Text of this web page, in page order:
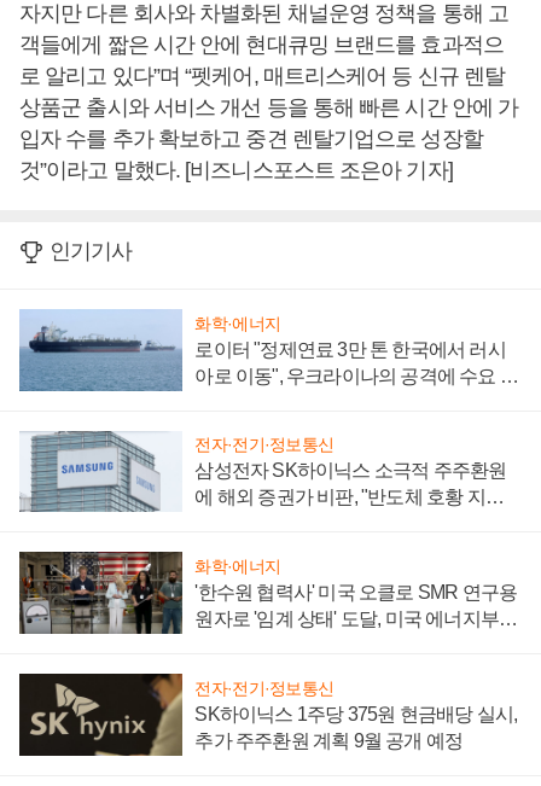
자지만 다른 회사와 차별화된 채널운영 정책을 통해 고
객들에게 짧은 시간 안에 현대큐밍 브랜드를 효과적으
로 알리고 있다”며 “펫케어, 매트리스케어 등 신규 렌탈
상품군 출시와 서비스 개선 등을 통해 빠른 시간 안에 가
입자 수를 추가 확보하고 중견 렌탈기업으로 성장할
것”이라고 말했다. [비즈니스포스트 조은아 기자]
인기기사
화학·에너지
로이터 "정제연료 3만 톤 한국에서 러시
아로 이동", 우크라이나의 공격에 수요 늘
전자·전기·정보통신
삼성전자 SK하이닉스 소극적 주주환원
에 해외 증권가 비판, "반도체 호황 지속
화학·에너지
'한수원 협력사' 미국 오클로 SMR 연구용
원자로 '임계 상태' 도달, 미국 에너지부
전자·전기·정보통신
SK하이닉스 1주당 375원 현금배당 실시,
추가 주주환원 계획 9월 공개 예정